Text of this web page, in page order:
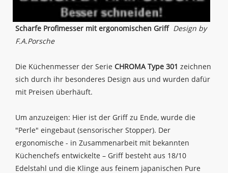
Scharfe Profimesser mit ergonomischen Griff Design by
F.A.Porsche
Die Küchenmesser der Serie CHROMA Type 301 zeichnen
sich durch ihr besonderes Design aus und wurden dafür
mit Preisen überhäuft.
Um anzuzeigen: Hier ist der Griff zu Ende, wurde die
"Perle" eingebaut (sensorischer Stopper). Der
ergonomische - in Zusammenarbeit mit bekannten
Küchenchefs entwickelte – Griff besteht aus 18/10
Edelstahl und die Klinge aus feinem japanischen Pure